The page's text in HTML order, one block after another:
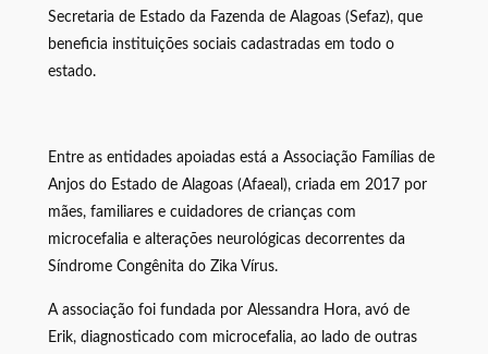
Secretaria de Estado da Fazenda de Alagoas (Sefaz), que
beneficia instituições sociais cadastradas em todo o
estado.
Entre as entidades apoiadas está a Associação Famílias de
Anjos do Estado de Alagoas (Afaeal), criada em 2017 por
mães, familiares e cuidadores de crianças com
microcefalia e alterações neurológicas decorrentes da
Síndrome Congênita do Zika Vírus.
A associação foi fundada por Alessandra Hora, avó de
Erik, diagnosticado com microcefalia, ao lado de outras